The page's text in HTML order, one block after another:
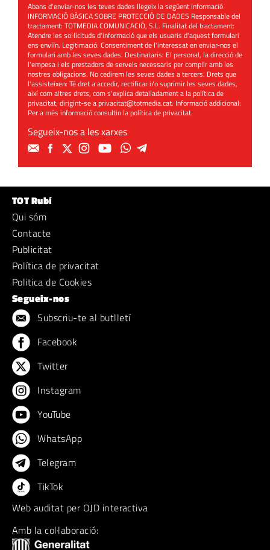
Abans d'enviar-nos les teves dades llegeix la següent informació
INFORMACIÓ BÀSICA SOBRE PROTECCIÓ DE DADES Responsable del
tractament: TOTMEDIA COMUNICACIÓ, S.L. Finalitat del tractament:
Atendre les sol·licituds d'informació que els usuaris d'aquest formulari
ens enviïn. Legitimació: Consentiment de l'interessat en enviar-nos el
formulari amb les seves dades. Destinataris: El personal, la direcció de
l'empesa i els prestadors de serveis necessaris per complir amb les
nostres obligacions. No cedirem les seves dades a tercers. Drets que
l'assisteixen: Té dret a accedir, rectificar i/o suprimir les seves dades,
així com altres drets, com s'explica detalladament a la política de
privacitat, dirigint-se aprivacitat@totmedia.cat. Informació addicional:
Per a més informació consultin lapolítica de privacitat.
Segueix-nos a les xarxes
TOT Rubí
Qui sóm
Contacte
Publicitat
Política de privacitat
Politica de Cookies
Segueix-nos
Subscriu-te al butlletí
Facebook
Twitter
Instagram
YouTube
WhatsApp
Telegram
TikTok
Web auditat per OJD interactiva
Amb la col·laboració: